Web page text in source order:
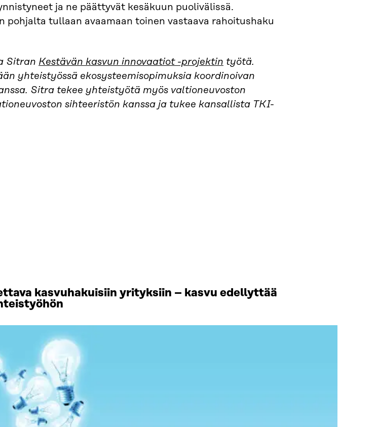
ja ne päättyvät kesäkuun puolivälissä.
pohjalta tullaan avaamaan toinen vastaava rahoitushaku
Sitran Kestävän kasvun innovaatiot -projektin työtä.
yhteistyössä ekosysteemisopimuksia koordinoivan
Sitra tekee yhteistyötä myös valtioneuvoston
sihteeristön kanssa ja tukee kansallista TKI-
kasvuhakuisiin yrityksiin – kasvu edellyttää